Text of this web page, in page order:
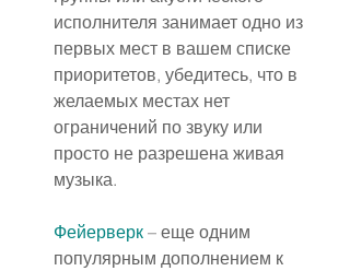
исполнителя занимает одно из
первых мест в вашем списке
приоритетов, убедитесь, что в
желаемых местах нет
ограничений по звуку или
просто не разрешена живая
музыка.
Фейерверк – еще одним
популярным дополнением к